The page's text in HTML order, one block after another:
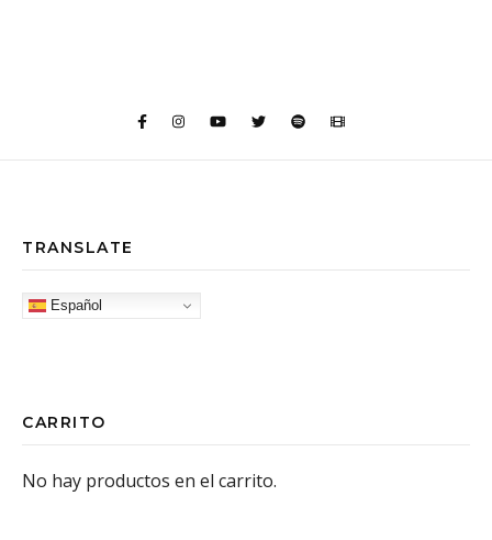
TRANSLATE
Español
CARRITO
No hay productos en el carrito.